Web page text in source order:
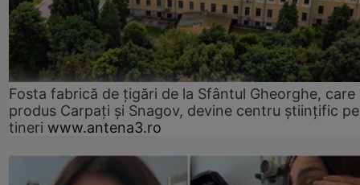
Fosta fabrică de țigări de la Sfântul Gheorghe, care
produs Carpați și Snagov, devine centru științific
tineri www.antena3.ro